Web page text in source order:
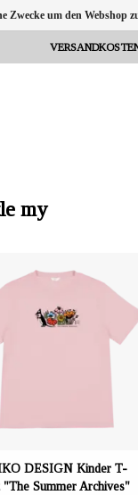
my
Frauenfeld, Schweiz
T-Shirt aus 100% ZERO
Material: 60 % aus recycelter
DESIGN Kinder T-
"The Summer Archives"
Zwecke um den Webshop